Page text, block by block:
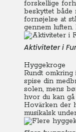
forskellige
beskyttet
fornøjelse at
gennem
Aktiviteter i
Hyggekroge
Rundt
spise din
solen, mens
hvor du kan
Hovärken der
musikalsk